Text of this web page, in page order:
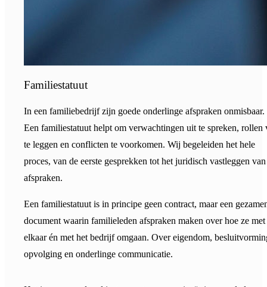
Familiestatuut
In een familiebedrijf zijn goede onderlinge afspraken onmisbaar.
Een familiestatuut helpt om verwachtingen uit te spreken, rollen
te leggen en conflicten te voorkomen. Wij begeleiden het hele
proces, van de eerste gesprekken tot het juridisch vastleggen
afspraken.
Een familiestatuut is in principe geen contract, maar een
document waarin familieleden afspraken maken over hoe ze met
elkaar én met het bedrijf omgaan. Over eigendom,
opvolging en onderlinge communicatie.